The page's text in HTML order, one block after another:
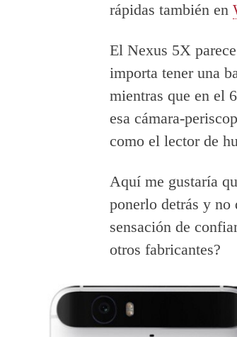
rápidas también en
El Nexus 5X
importa tener una
mientras que en el
esa cámara-
como el lector de
Aquí me gustaría
ponerlo detrás y no
sensación de
otros fabricantes?